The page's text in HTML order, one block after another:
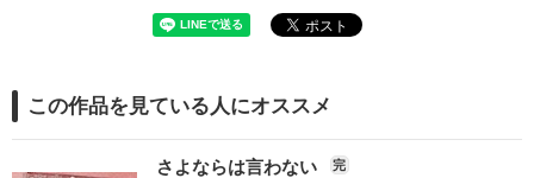
この作品を見ている人にオススメ
さよならは言わない 完